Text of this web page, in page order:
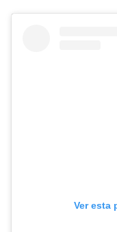
Ver esta